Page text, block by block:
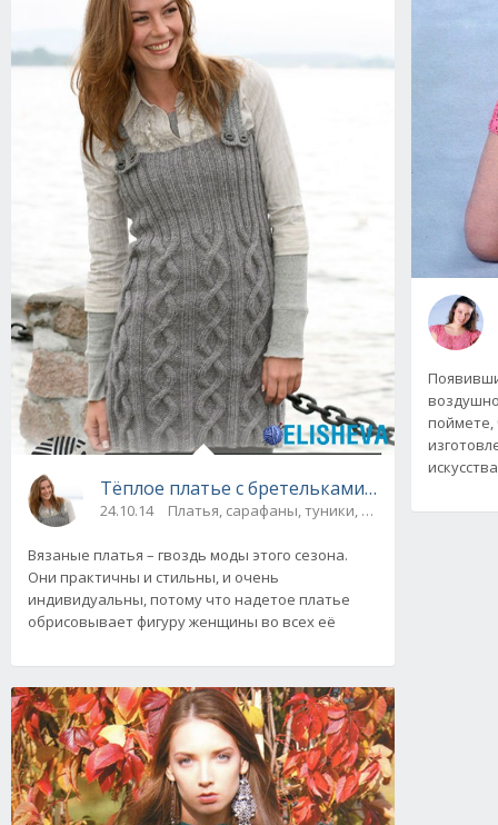
Тёплое платье с бретельками от Drops
24.10.14 Платья, сарафаны, туники, юбки
Вязаные платья – гвоздь моды этого сезона.
Они практичны и стильны, и очень
индивидуальны, потому что надетое платье
обрисовывает фигуру женщины во всех её
поймете,
искусства